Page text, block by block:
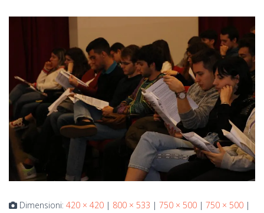
Dimensioni: 420 × 420 | 800 × 533 | 750 × 500 | 750 × 500 |